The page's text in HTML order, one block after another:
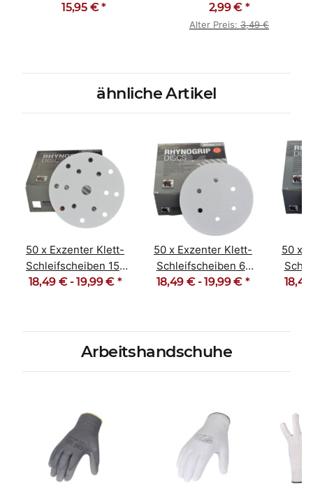
Staubmaske FFP2 NR D
15,95 €*
2,99 € *
Alter Preis: 3,49 €
ähnliche Artikel
50 x Exzenter Klett-
Schleifscheiben 15-
Loch Korn 40-600
18,49 € -19,99 € *
50 x Exzenter Klett-
Schleifscheiben 6-
Loch Korn 40-600
18,49 € -19,99 € *
50 x
Arbeitshandschuhe